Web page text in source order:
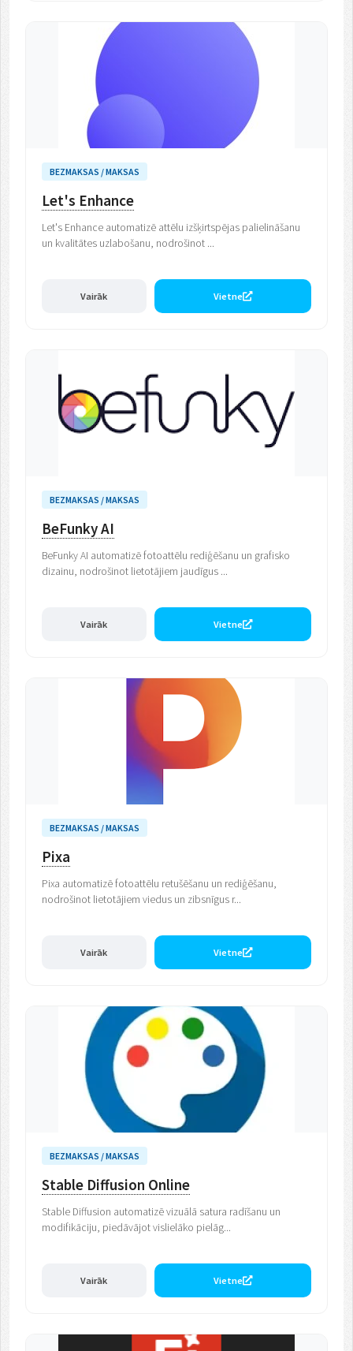
BEZMAKSAS / MAKSAS
Let's Enhance
Let's Enhance automatizē attēlu izšķirtspējas palielināšanu
un kvalitātes uzlabošanu, nodrošinot ...
Vairāk Vietne
BEZMAKSAS / MAKSAS
BeFunky AI
BeFunky AI automatizē fotoattēlu rediģēšanu un grafisko
dizainu, nodrošinot lietotājiem jaudīgus ...
Vairāk Vietne
BEZMAKSAS / MAKSAS
Pixa
Pixa automatizē fotoattēlu retušēšanu un rediģēšanu,
nodrošinot lietotājiem viedus un zibsnīgus r...
Vairāk Vietne
BEZMAKSAS / MAKSAS
Stable Diffusion Online
Stable Diffusion automatizē vizuālā satura radīšanu un
modifikāciju, piedāvājot vislielāko pielāg...
Vairāk Vietne